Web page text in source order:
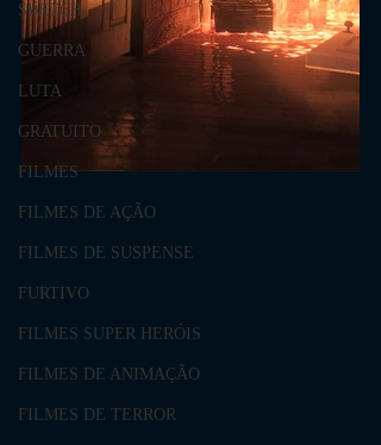
SWITCH
GUERRA
LUTA
GRATUITO
FILMES
FILMES DE AÇÃO
FILMES DE SUSPENSE
FURTIVO
FILMES SUPER HERÓIS
FILMES DE ANIMAÇÃO
FILMES DE TERROR